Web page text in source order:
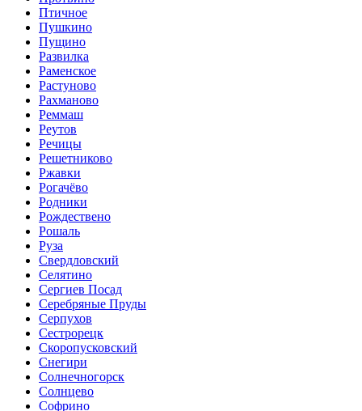
Птичное
Пушкино
Пущино
Развилка
Раменское
Растуново
Рахманово
Реммаш
Реутов
Речицы
Решетниково
Ржавки
Рогачёво
Родники
Рождествено
Рошаль
Руза
Свердловский
Селятино
Сергиев Посад
Серебряные Пруды
Серпухов
Сестрорецк
Скоропусковский
Снегири
Солнечногорск
Солнцево
Софрино